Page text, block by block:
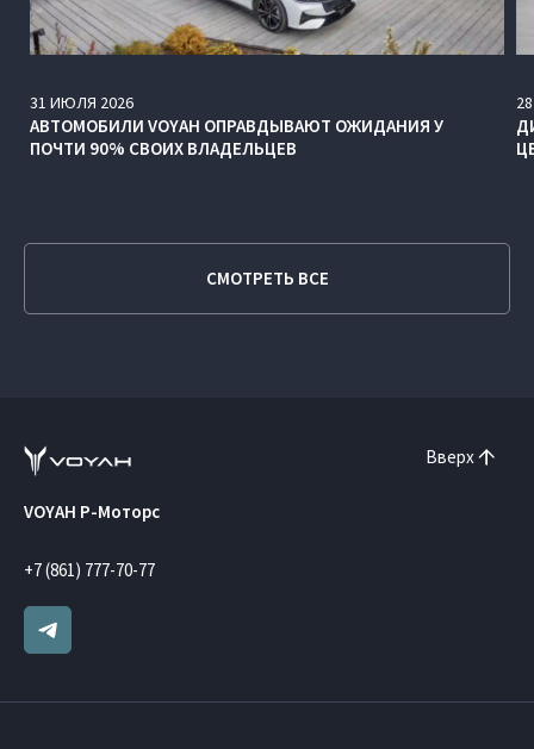
31 ИЮЛЯ 2026
АВТОМОБИЛИ VOYAH ОПРАВДЫВАЮТ ОЖИДАНИЯ У
ПОЧТИ 90% СВОИХ ВЛАДЕЛЬЦЕВ
28
СМОТРЕТЬ ВСЕ
Вверх
VOYAH Р-Моторс
+7 (861) 777-70-77